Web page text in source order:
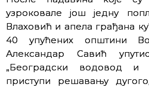
узроковале још једну
Влаховић и апела грађана
40 упућених општини
Александар Савић
„Београдски водовод и
приступи решавању